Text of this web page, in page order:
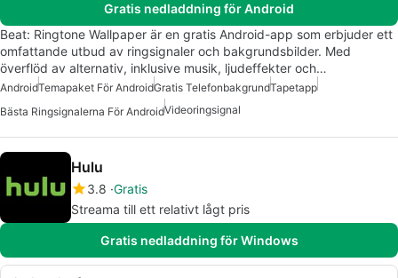
Gratis nedladdning för Android
Beat: Ringtone Wallpaper är en gratis Android-app som erbjuder ett
omfattande utbud av ringsignaler och bakgrundsbilder. Med
överflöd av alternativ, inklusive musik, ljudeffekter och…
AndroidTemapaket För AndroidGratis TelefonbakgrundTapetapp
Bästa Ringsignalerna För AndroidVideoringsignal
Hulu
3.8 Gratis
Streama till ett relativt lågt pris
Gratis nedladdning för Windows